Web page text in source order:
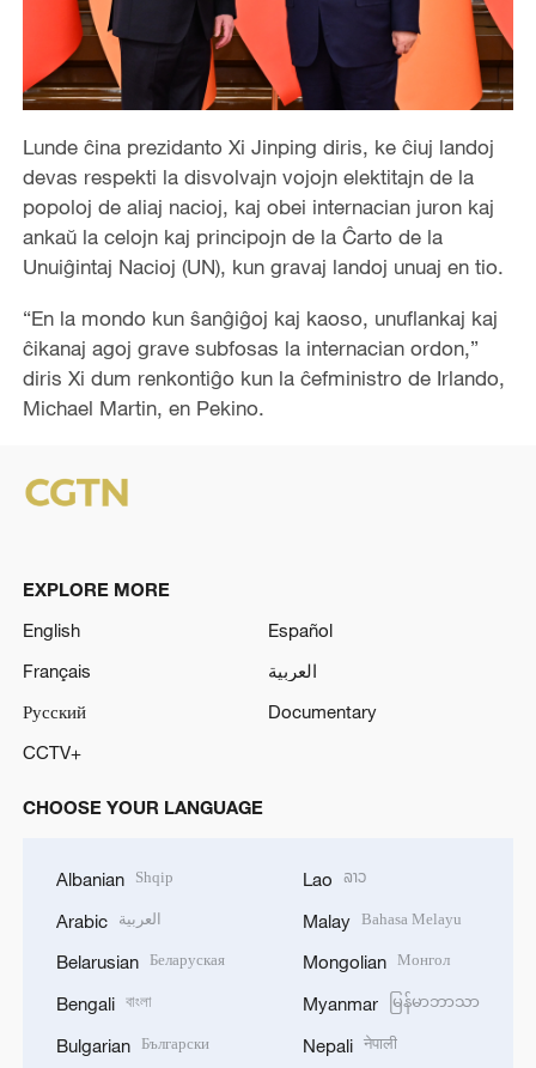
Lunde ĉina prezidanto Xi Jinping diris, ke ĉiuj landoj
devas respekti la disvolvajn vojojn elektitajn de la
popoloj de aliaj nacioj, kaj obei internacian juron kaj
ankaŭ la celojn kaj principojn de la Ĉarto de la
Unuiĝintaj Nacioj (UN), kun gravaj landoj unuaj en tio.
“En la mondo kun ŝanĝiĝoj kaj kaoso, unuflankaj kaj
ĉikanaj agoj grave subfosas la internacian ordon,”
diris Xi dum renkontiĝo kun la ĉefministro de Irlando,
Michael Martin, en Pekino.
EXPLORE MORE
English
Español
Français
العربية
Русский
Documentary
CCTV+
CHOOSE YOUR LANGUAGE
Albanian Shqip
Arabic العربية
Belarusian Беларуская
Bengali বাংলা
Bulgarian Български
Lao ລາວ
Malay Bahasa Melayu
Mongolian Монгол
Myanmar မြန်မာဘာသာ
Nepali नेपाली